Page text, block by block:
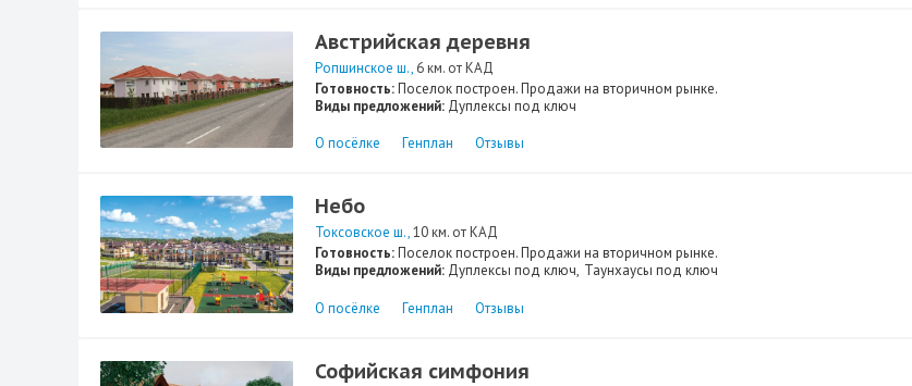
Австрийская деревня
Ропшинское ш. 6 км. от КАД
Готовность:Поселок построен. Продажи на вторичном рынке.
Виды предложений: Дуплексы под ключ
О посёлке Генплан Отзывы
Небо
Токсовское ш. 10 км. от КАД
Готовность:Поселок построен. Продажи на вторичном рынке.
Виды предложений: Дуплексы под ключ Таунхаусы под ключ
О посёлке Генплан Отзывы
Софийская симфония